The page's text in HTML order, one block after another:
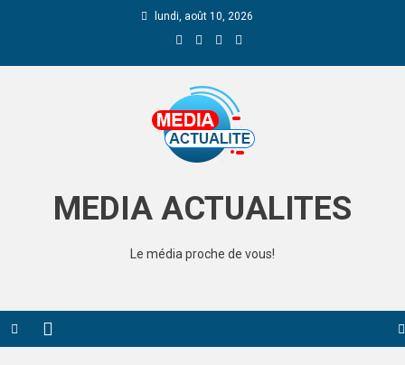
lundi, août 10, 2026
MEDIA ACTUALITES
Le média proche de vous!